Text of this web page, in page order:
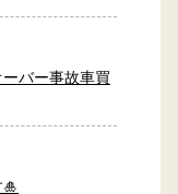
バー事故車買